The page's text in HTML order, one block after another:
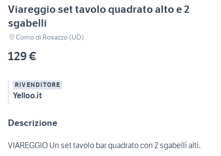
Viareggio set tavolo quadrato alto e 2
sgabelli
Corno di Rosazzo (UD)
129 €
RIVENDITORE
Yelloo.it
Descrizione
VIAREGGIO Un set tavolo bar quadrato con 2 sgabelli alti.